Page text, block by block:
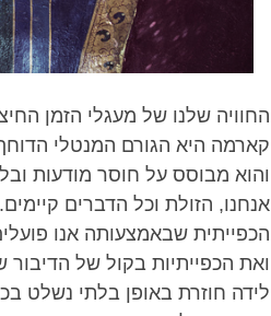
החוויה שלנו של מעגלי הזמן
קארמה היא הגורם המנטלי
והוא מבוסס על חוסר מודעות
אנחנו, הזולת וכל הדברים
הכפייתית שבאמצעותה אנו
ואת הכפייתיות בקול של
לידה חוזרת באופן בלתי נשלט